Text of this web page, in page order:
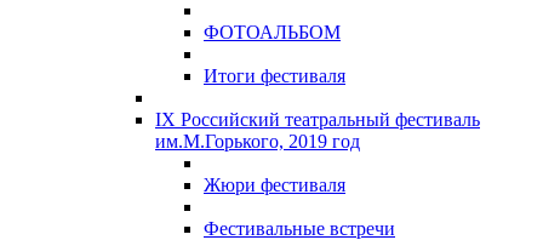
ФОТОАЛЬБОМ
Итоги фестиваля
IX Российский театральный фестиваль
им.М.Горького, 2019 год
Жюри фестиваля
Фестивальные встречи